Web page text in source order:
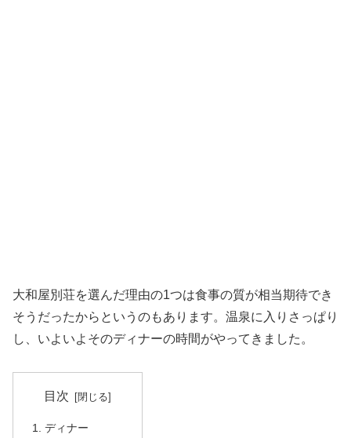
大和屋別荘を選んだ理由の1つは食事の質が相当期待でき
そうだったからというのもあります。温泉に入りさっぱり
し、いよいよそのディナーの時間がやってきました。
目次
ディナー